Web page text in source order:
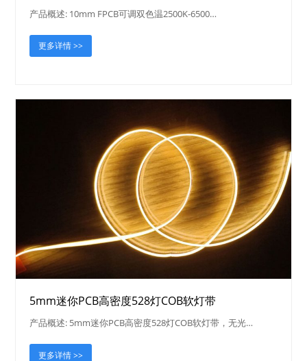
产品概述: 10mm FPCB可调双色温2500K-6500…
更多详情 >>
5mm迷你PCB高密度528灯COB软灯带
产品概述: 5mm迷你PCB高密度528灯COB软灯带，无光…
更多详情 >>